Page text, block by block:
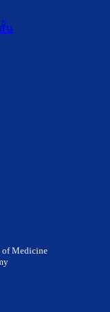
น
of Medicine